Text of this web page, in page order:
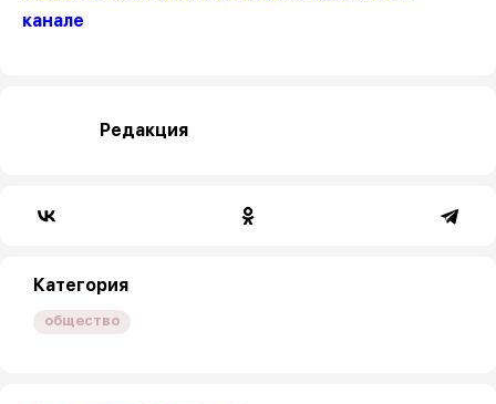
канале
Редакция
Категория
общество